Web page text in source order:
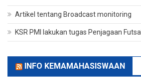
Artikel tentang Broadcast monitoring
KSR PMI lakukan tugas Penjagaan Futsal
INFO KEMAMAHASISWAAN